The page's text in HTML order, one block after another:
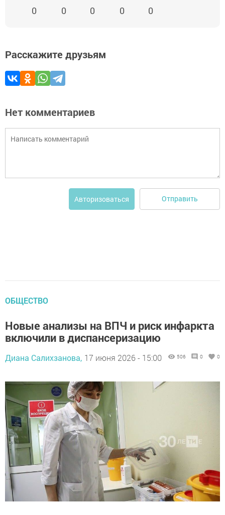
0 0 0 0 0
Расскажите друзьям
Нет комментариев
Авторизоваться Отправить
ОБЩЕСТВО
Новые анализы на ВПЧ и риск инфаркта
включили в диспансеризацию
Диана Салихзанова, 17 июня 2026 - 15:00 506 0 0